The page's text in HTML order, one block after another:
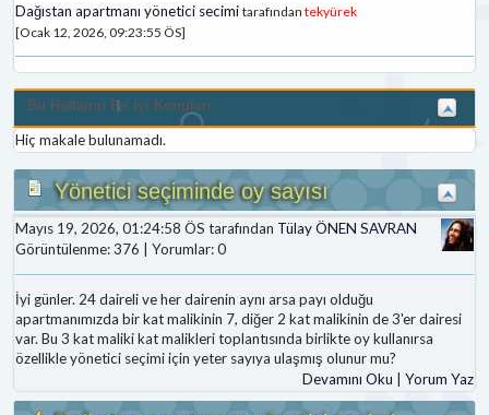
Dağıstan apartmanı yönetici secimi tarafından tekyürek
[Ocak 12, 2026, 09:23:55 ÖS]
Bu Haftanın En iyi Konuları
Hiç makale bulunamadı.
Yönetici seçiminde oy sayısı
Mayıs 19, 2026, 01:24:58 ÖS tarafından Tülay ÖNEN SAVRAN
Görüntülenme: 376 | Yorumlar: 0
İyi günler. 24 daireli ve her dairenin aynı arsa payı olduğu
apartmanımızda bir kat malikinin 7, diğer 2 kat malikinin de 3'er dairesi
var. Bu 3 kat maliki kat malikleri toplantısında birlikte oy kullanırsa
özellikle yönetici seçimi için yeter sayıya ulaşmış olunur mu?
Devamını Oku
Yorum Yaz